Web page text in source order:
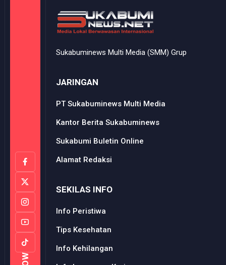
Sukabuminews Multi Media (SMM) Grup
JARINGAN
PT Sukabuminews Multi Media
Kantor Berita Sukabuminews
Sukabumi Buletin Online
Alamat Redaksi
SEKILAS INFO
Info Peristiwa
Tips Kesehatan
Info Kehilangan